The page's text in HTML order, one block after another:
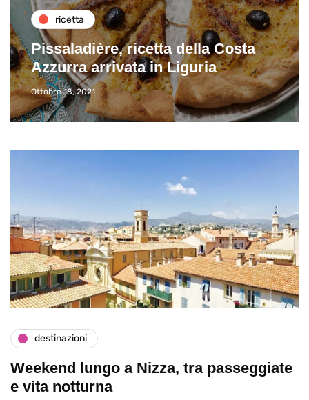
ricetta
Pissaladière, ricetta della Costa
Azzurra arrivata in Liguria
Ottobre 18, 2021
destinazioni
Weekend lungo a Nizza, tra passeggiate
e vita notturna